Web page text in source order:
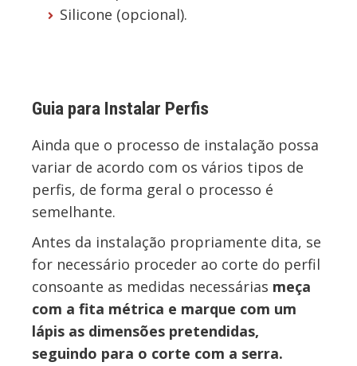
Silicone (opcional).
Guia para Instalar Perfis
Ainda que o processo de instalação possa
variar de acordo com os vários tipos de
perfis, de forma geral o processo é
semelhante.
Antes da instalação propriamente dita, se
for necessário proceder ao corte do perfil
consoante as medidas necessárias meça
com a fita métrica e marque com um
lápis as dimensões pretendidas,
seguindo para o corte com a serra.